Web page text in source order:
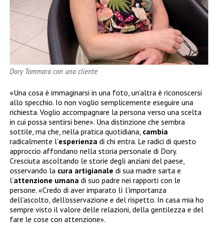
Dory Tammaro con una cliente
«Una cosa è immaginarsi in una foto, un’altra è riconoscersi
allo specchio. Io non voglio semplicemente eseguire una
richiesta. Voglio accompagnare la persona verso una scelta
in cui possa sentirsi bene». Una distinzione che sembra
sottile, ma che, nella pratica quotidiana, cambia
radicalmente l’esperienza di chi entra. Le radici di questo
approccio affondano nella storia personale di Dory.
Cresciuta ascoltando le storie degli anziani del paese,
osservando la cura artigianale di sua madre sarta e
l’attenzione umana di suo padre nei rapporti con le
persone. «Credo di aver imparato lì l’importanza
dell’ascolto, dell’osservazione e del rispetto. In casa mia ho
sempre visto il valore delle relazioni, della gentilezza e del
fare le cose con attenzione».